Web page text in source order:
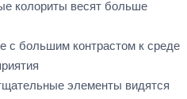
колориты весят больше
с большим контрастом к среде
элементы видятся